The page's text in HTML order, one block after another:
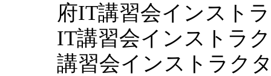
府IT講習会インスト
IT講習会インストラ
講習会インストラク